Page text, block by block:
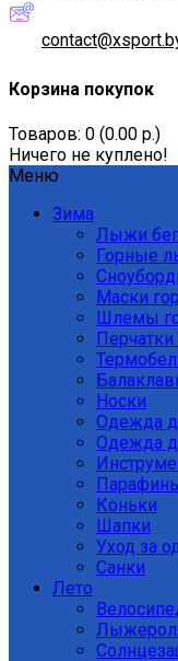
Корзина покупок
Товаров: 0 (0.00 р.)
Ничего не куплено!
Меню
Зима
Лыжи
Горные
Маски
Шлемы
Носки
Одежда
Одежда
Коньки
Шапки
Уход за
Санки
Лето